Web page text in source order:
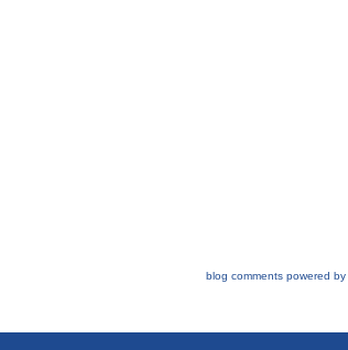
blog comments powered by